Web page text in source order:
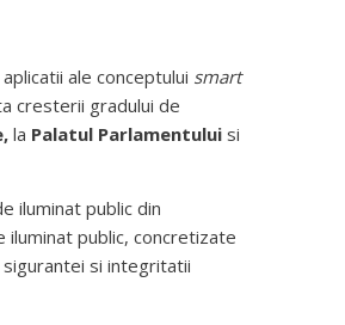
ale conceptului smart
cresterii gradului de
la Palatul Parlamentului si
iluminat public din
iluminat public, concretizate
si integritatii